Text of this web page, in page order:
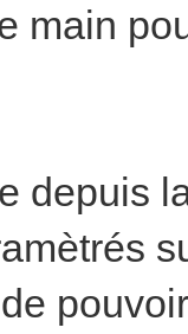
main
depuis